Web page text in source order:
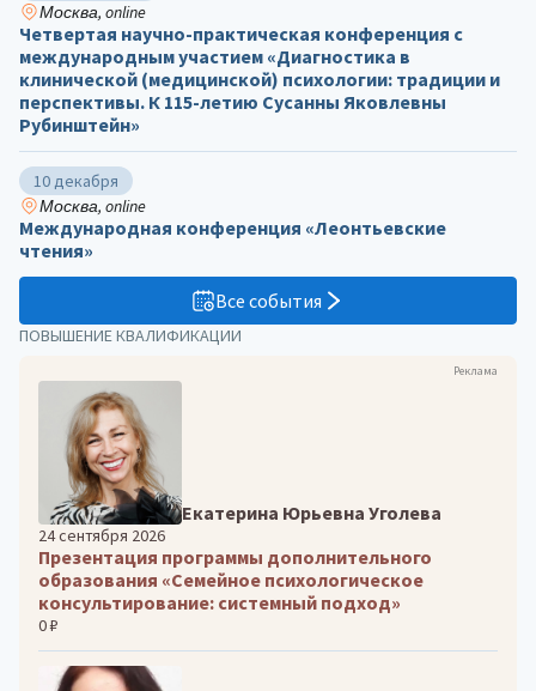
ПОВЫШЕНИЕ КВАЛИФИКАЦИИ
Реклама
Екатерина Юрьевна Уголева
24 сентября 2026
Презентация программы дополнительного
образования «Семейное психологическое
консультирование: системный подход»
0 ₽
Москва, online
Четвертая научно-практическая конференция с
международным участием «Диагностика в
клинической (медицинской) психологии: традиции и
перспективы. К 115-летию Сусанны Яковлевны
Рубинштейн»
10 декабря
Москва, online
Международная конференция «Леонтьевские
чтения»
Все события